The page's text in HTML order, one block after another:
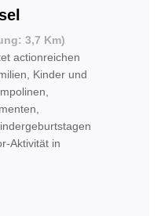
3,7 Km)
actionreichen
Kinder und
Aktivität in